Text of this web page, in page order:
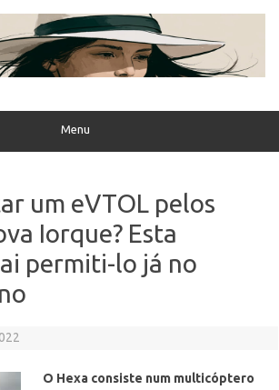
Menu
um eVTOL pelos
Iorque? Esta
permiti-lo já no
O Hexa consiste num multicóptero